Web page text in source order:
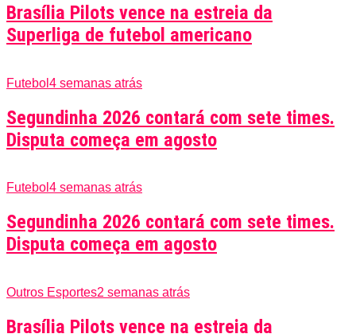
Brasília Pilots vence na estreia da
Superliga de futebol americano
Futebol 4 semanas atrás
Segundinha 2026 contará com sete times.
Disputa começa em agosto
Futebol 4 semanas atrás
Segundinha 2026 contará com sete times.
Disputa começa em agosto
Outros Esportes2 semanas atrás
Brasília Pilots vence na estreia da